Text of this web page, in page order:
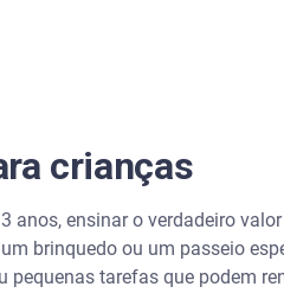
crianças
anos, ensinar o verdadeiro
brinquedo ou um passeio
pequenas tarefas que podem